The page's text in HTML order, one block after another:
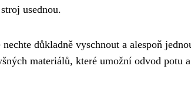
usednou.
důkladně vyschnout a alespoň
materiálů, které umožní odvod potu a